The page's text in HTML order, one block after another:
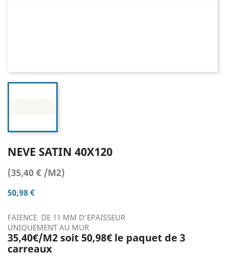
NEVE SATIN 40X120
(35,40 € /M2)
50,98 €
FAIENCE DE 11 MM D'EPAISSEUR
UNIQUEMENT AU MUR
35,40€/M2 soit 50,98€ le paquet de 3
carreaux